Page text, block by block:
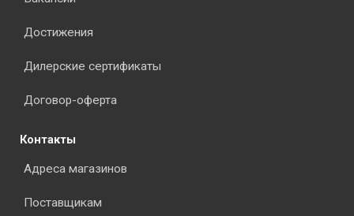
Достижения
Дилерские сертификаты
Договор-оферта
Контакты
Адреса магазинов
Поставщикам